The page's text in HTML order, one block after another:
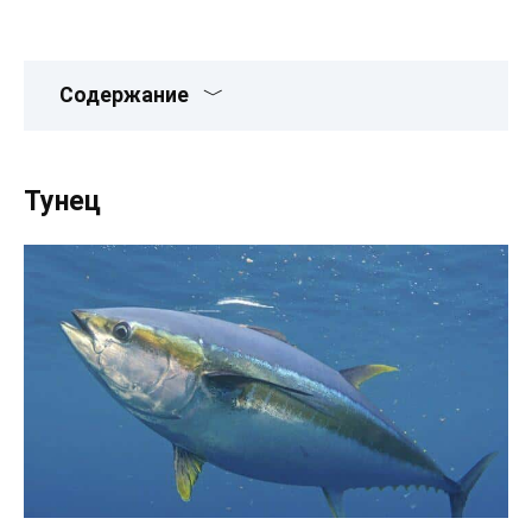
Содержание
Тунец